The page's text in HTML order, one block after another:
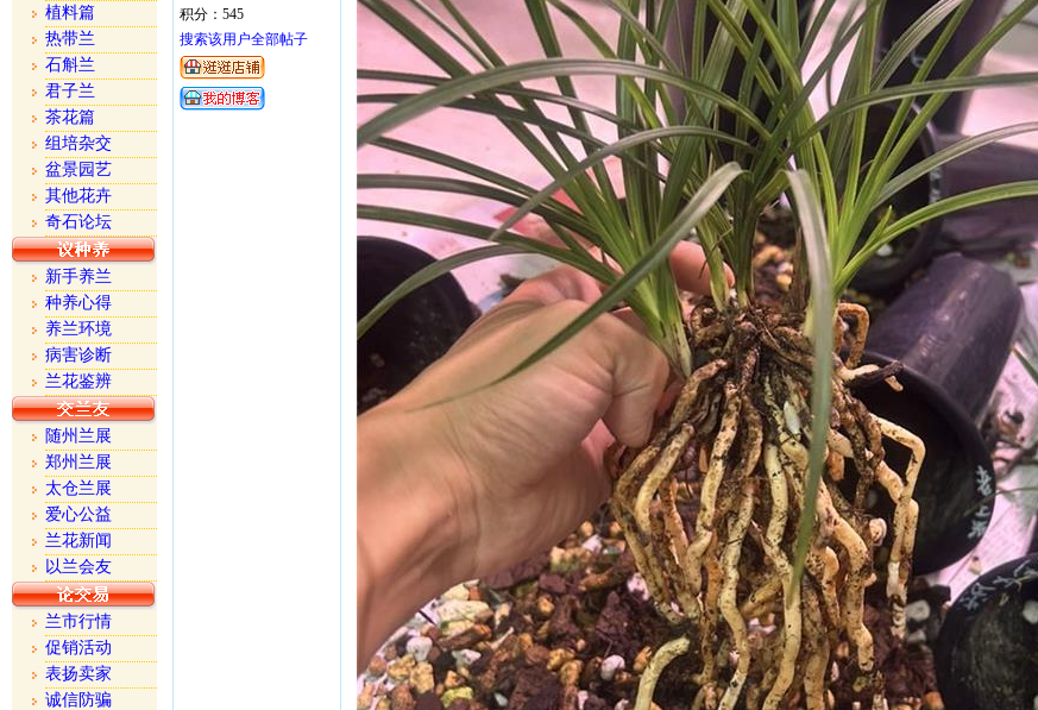
积分：545
搜索该用户全部帖子
植料篇
热带兰
石斛兰
君子兰
茶花篇
组培杂交
盆景园艺
其他花卉
奇石论坛
新手养兰
种养心得
养兰环境
病害诊断
兰花鉴辨
随州兰展
郑州兰展
太仓兰展
爱心公益
兰花新闻
以兰会友
兰市行情
促销活动
表扬卖家
诚信防骗